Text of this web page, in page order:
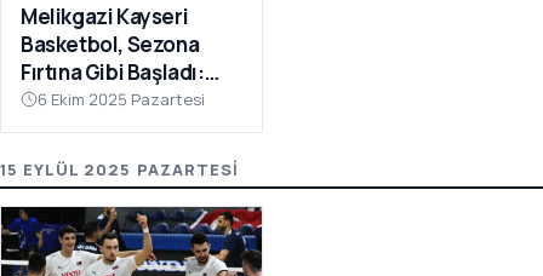
Melikgazi Kayseri
Basketbol, Sezona
Fırtına Gibi Başladı:
Dardanel Çanakkale’yi
Farklı Geçti
6 Ekim 2025 Pazartesi
15 EYLÜL 2025 PAZARTESI